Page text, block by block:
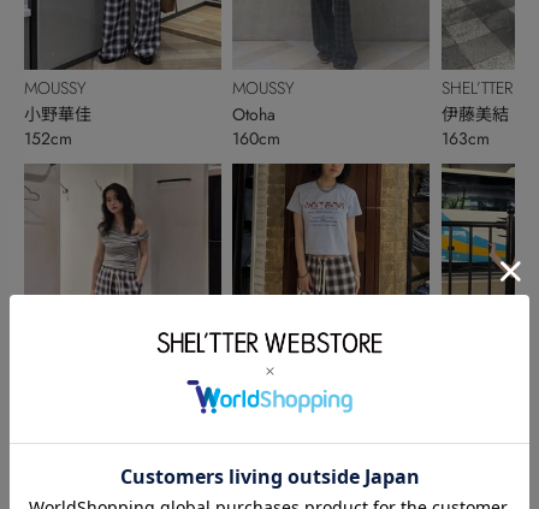
MOUSSY
小野華佳
152cm
MOUSSY
158cm
MOUSSY
Otoha
160cm
SHEL’TTER
保のか
162cm
SHEL’TTER
伊藤美結
163cm
MOUSSY